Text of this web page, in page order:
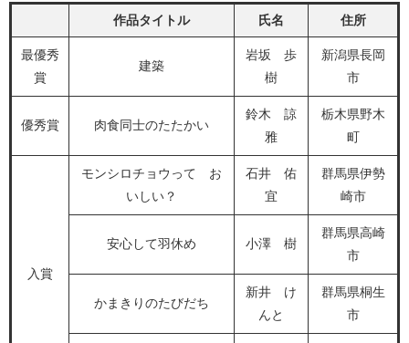
作品タイトル
氏名 住所
最優秀
賞
建築
岩坂 歩
樹
新潟県長岡
市
優秀賞 肉食同士のたたかい
鈴木 諒
雅
栃木県野木
町
入賞
モンシロチョウって お
いしい？
石井 佑
宜
群馬県伊勢
崎市
安心して羽休め 小澤 樹
群馬県高崎
市
かまきりのたびだち
新井 け
んと
群馬県桐生
市